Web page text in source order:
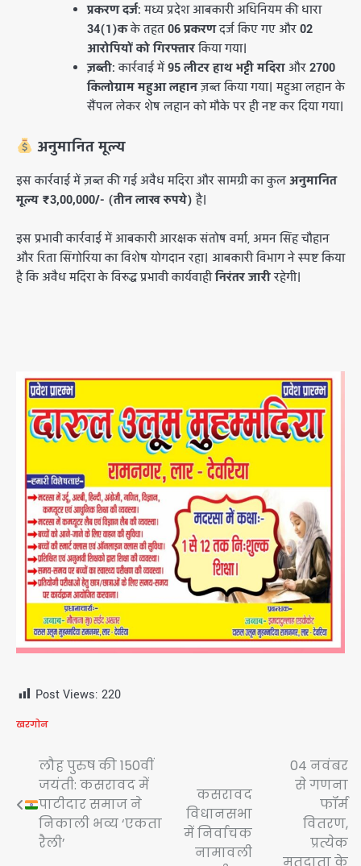
प्रकरण दर्ज:मध्य प्रदेश आबकारी अधिनियम की धारा
34(1)कके तहत06 प्रकरणदर्ज किए गए और02
आरोपियों को गिरफ्तारकिया गया।
ज़ब्ती:कार्रवाई में95 लीटर हाथ भट्टी मदिराऔर2700
किलोग्राम महुआ लहानज़ब्त किया गया। महुआ लहान के
सैंपल लेकर शेष लहान को मौके पर ही नष्ट कर दिया गया।
अनुमानित मूल्य
​इस कार्रवाई में ज़ब्त की गई अवैध मदिरा और सामग्री का कुलअनुमानित
मूल्य ₹3,00,000/- (तीन लाख रुपये)है।
इस प्रभावी कार्रवाई में आबकारी आरक्षक संतोष वर्मा, अमन सिंह चौहान
और रिता सिंगोरिया का विशेष योगदान रहा। आबकारी विभाग ने स्पष्ट किया
है कि अवैध मदिरा के विरुद्ध प्रभावी कार्यवाहीनिरंतर जारीरहेगी।
Post Views: 220
खरगोन
Post
navigation
लौह पुरुष की 150वीं
जयंती: कसरावद में
पाटीदार समाज ने
निकाली भव्य ‘एकता
रैली’
कसरावद
विधानसभा
में निर्वाचक
नामावली
04 नवंबर
से गणना
फॉर्म
वितरण,
प्रत्येक
मतदाता के